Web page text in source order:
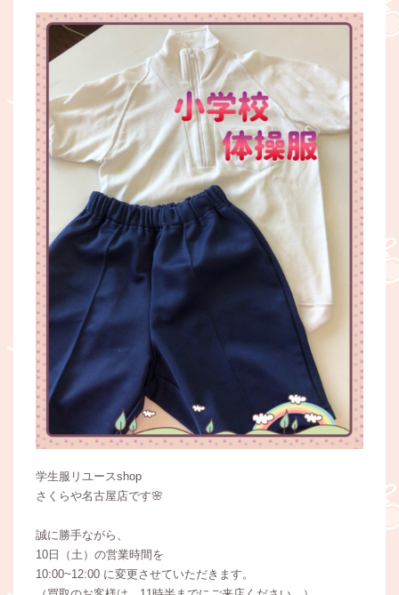
学生服リユースshop
さくらや名古屋店です🌸
誠に勝手ながら、
10日（土）の営業時間を
10:00~12:00 に変更させていただきます。